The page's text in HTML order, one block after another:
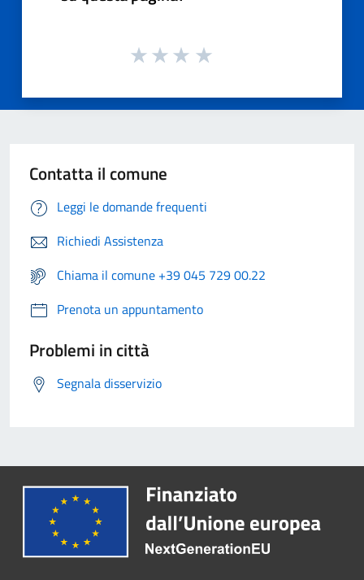
Contatta il comune
Leggi le domande frequenti
Richiedi Assistenza
Chiama il comune +39 045 729 00.22
Prenota un appuntamento
Problemi in città
Segnala disservizio